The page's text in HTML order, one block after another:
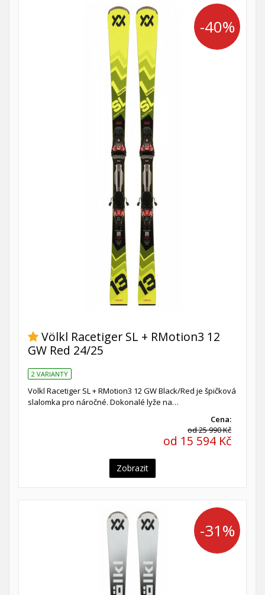
-40%
Völkl Racetiger SL + RMotion3 12
GW Red 24/25
2 VARIANTY
Volkl Racetiger SL + RMotion3 12 GW Black/Red je špičková
slalomka pro náročné. Dokonalé lyže na…
Cena:
od 25 990 Kč
od 15 594 Kč
Zobrazit
-31%